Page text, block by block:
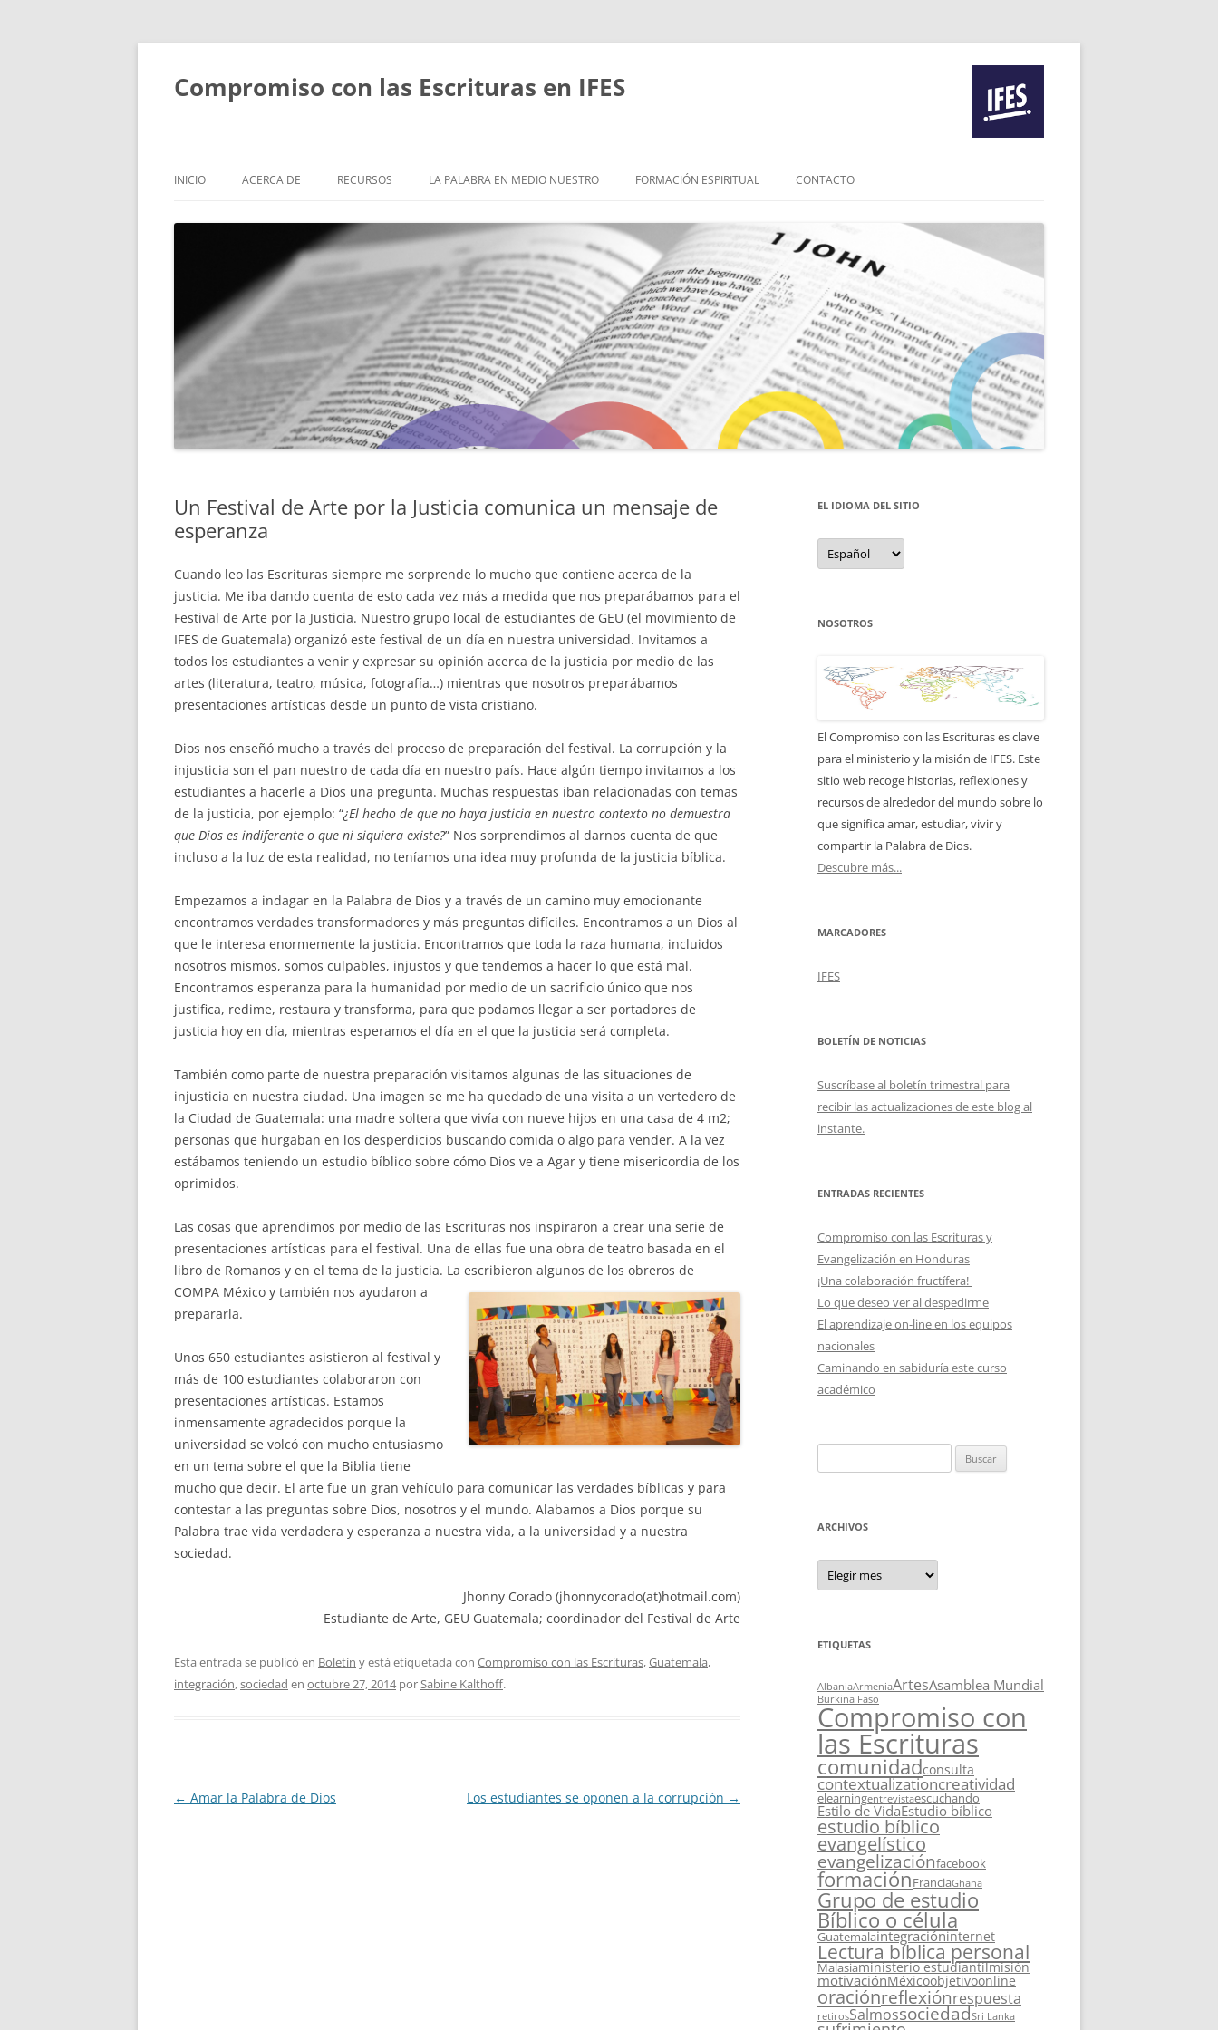
Compromiso con las Escrituras en IFES
INICIO ACERCA DE
PERSONAS
OBJETIVOS Y ACTIVIDADES
RECURSOS
SESIONES TEMÁTICAS Y ESTUDIOS
BÍBLICOS
ESTUDIOS BÍBLICOS EN GRUPOS
PEQUEÑOS
RETIROS Y REFLEXIÓN
MENTORÍA
LA PALABRA EN MEDIO NUESTRO FORMACIÓN ESPIRITUAL
HASTA QUE CRISTO SEA
FORMADO EN NOSOTROS
RITMOS REVITALIZANTES
RETIROS
CAMINANDO JUNTOS
CONTACTO
Un Festival de Arte por la Justicia comunica un mensaje de
esperanza
Cuando leo las Escrituras siempre me sorprende lo mucho que contiene acerca de la
justicia. Me iba dando cuenta de esto cada vez más a medida que nos preparábamos para el
Festival de Arte por la Justicia. Nuestro grupo local de estudiantes de GEU (el movimiento de
IFES de Guatemala) organizó este festival de un día en nuestra universidad. Invitamos a
todos los estudiantes a venir y expresar su opinión acerca de la justicia por medio de las
artes (literatura, teatro, música, fotografía…) mientras que nosotros preparábamos
presentaciones artísticas desde un punto de vista cristiano.
Dios nos enseñó mucho a través del proceso de preparación del festival. La corrupción y la
injusticia son el pan nuestro de cada día en nuestro país. Hace algún tiempo invitamos a los
estudiantes a hacerle a Dios una pregunta. Muchas respuestas iban relacionadas con temas
de la justicia, por ejemplo: “¿El hecho de que no haya justicia en nuestro contexto no demuestra
que Dios es indiferente o que ni siquiera existe?” Nos sorprendimos al darnos cuenta de que
incluso a la luz de esta realidad, no teníamos una idea muy profunda de la justicia bíblica.
Empezamos a indagar en la Palabra de Dios y a través de un camino muy emocionante
encontramos verdades transformadores y más preguntas difíciles. Encontramos a un Dios al
que le interesa enormemente la justicia. Encontramos que toda la raza humana, incluidos
nosotros mismos, somos culpables, injustos y que tendemos a hacer lo que está mal.
Encontramos esperanza para la humanidad por medio de un sacrificio único que nos
justifica, redime, restaura y transforma, para que podamos llegar a ser portadores de
justicia hoy en día, mientras esperamos el día en el que la justicia será completa.
También como parte de nuestra preparación visitamos algunas de las situaciones de
injusticia en nuestra ciudad. Una imagen se me ha quedado de una visita a un vertedero de
la Ciudad de Guatemala: una madre soltera que vivía con nueve hijos en una casa de 4 m2;
personas que hurgaban en los desperdicios buscando comida o algo para vender. A la vez
estábamos teniendo un estudio bíblico sobre cómo Dios ve a Agar y tiene misericordia de los
oprimidos.
Las cosas que aprendimos por medio de las Escrituras nos inspiraron a crear una serie de
presentaciones artísticas para el festival. Una de ellas fue una obra de teatro basada en el
libro de Romanos y en el tema de la justicia. La escribieron algunos de los obreros de
COMPA México y también nos ayudaron a
prepararla.
Unos 650 estudiantes asistieron al festival y
más de 100 estudiantes colaboraron con
presentaciones artísticas. Estamos
inmensamente agradecidos porque la
universidad se volcó con mucho entusiasmo
en un tema sobre el que la Biblia tiene
mucho que decir. El arte fue un gran vehículo para comunicar las verdades bíblicas y para
contestar a las preguntas sobre Dios, nosotros y el mundo. Alabamos a Dios porque su
Palabra trae vida verdadera y esperanza a nuestra vida, a la universidad y a nuestra
sociedad.
Jhonny Corado (jhonnycorado(at)hotmail.com)
Estudiante de Arte, GEU Guatemala; coordinador del Festival de Arte
Esta entrada se publicó en Boletín y está etiquetada con Compromiso con las Escrituras,Guatemala,
integración,sociedad en octubre 27, 2014por Sabine Kalthoff.
Navegación
← Amar la Palabra de Dios Los estudiantes se oponen a la corrupción →
EL IDIOMA DEL SITIO
el
idioma
del
NOSOTROS
El Compromiso con las Escrituras es clave
para el ministerio y la misión de IFES. Este
sitio web recoge historias, reflexiones y
recursos de alrededor del mundo sobre lo
que significa amar, estudiar, vivir y
compartir la Palabra de Dios.
Descubre más...
MARCADORES
IFES
BOLETÍN DE NOTICIAS
Suscríbase al boletín trimestral para
recibir las actualizaciones de este blog al
instante.
ENTRADAS RECIENTES
Compromiso con las Escrituras y
Evangelización en Honduras
¡Una colaboración fructífera!
Lo que deseo ver al despedirme
El aprendizaje on-line en los equipos
nacionales
Caminando en sabiduría este curso
académico
ARCHIVOS
Archivos
ETIQUETAS
AlbaniaArmeniaArtesAsamblea Mundial
Burkina Faso
Compromiso con
las Escrituras
comunidadconsulta
contextualizationcreatividad
elearningentrevistaescuchando
Estilo de VidaEstudio bíblico
estudio bíblico
evangelístico
evangelizaciónfacebook
formaciónFranciaGhana
Grupo de estudio
Bíblico o célula
Guatemalaintegracióninternet
Lectura bíblica personal
Malasiaministerio estudiantilmisión
motivaciónMéxicoobjetivoonline
oraciónreflexiónrespuesta
retirosSalmossociedadSri Lanka